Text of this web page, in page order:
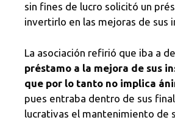
sin fines de lucro solicitó un
invertirlo en las mejoras de sus
La asociación refirió que iba a
préstamo a la mejora de sus
que por lo tanto no implica
pues entraba dentro de sus
lucrativas el mantenimiento de